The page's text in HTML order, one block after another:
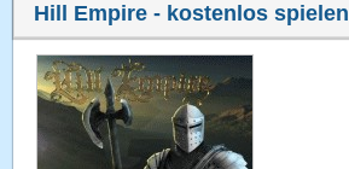
Hill Empire - kostenlos spielen